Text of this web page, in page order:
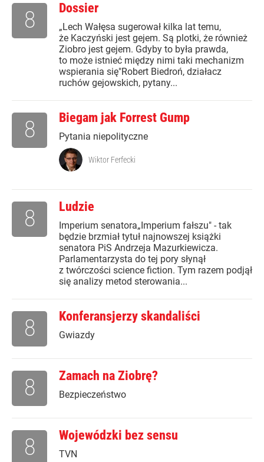
Dossier
„Lech Wałęsa sugerował kilka lat temu,
że Kaczyński jest gejem. Są plotki, że również
Ziobro jest gejem. Gdyby to była prawda,
to może istnieć między nimi taki mechanizm
wspierania się"Robert Biedroń, działacz
ruchów gejowskich, pytany...
8
Biegam jak Forrest Gump
Pytania niepolityczne
8
Wiktor Ferfecki
Ludzie
Imperium senatora„Imperium fałszu" - tak
będzie brzmiał tytuł najnowszej książki
senatora PiS Andrzeja Mazurkiewicza.
Parlamentarzysta do tej pory słynął
z twórczości science fiction. Tym razem podjął
się analizy metod sterowania...
8
Konferansjerzy skandaliści
Gwiazdy
8
Zamach na Ziobrę?
Bezpieczeństwo
8
Wojewódzki bez sensu
TVN
8